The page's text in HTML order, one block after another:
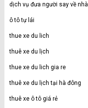
dịch vụ đưa người say về nhà
ô tô tự lái
thue xe du lich
thuê xe du lịch
thue xe du lich gia re
thuê xe du lịch tại hà đông
thuê xe ô tô giá rẻ